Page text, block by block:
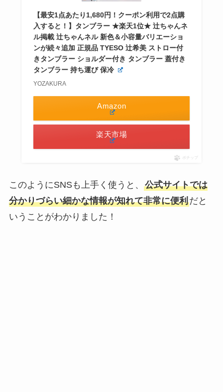
【最安1点あたり1,680円！クーポン利用で2点購
入すると！】タンブラー ★楽天1位★ 辻ちゃんネ
ル掲載 辻ちゃんネル 新色＆小容量バリエーショ
ンが続々追加 正規品 TYESO 辻希美 ストロー付
きタンブラー ショルダー付き タンブラー 蓋付き
タンブラー 持ち運び 保冷
YOZAKURA
Amazon
楽天市場
ポチップ
このようにSNSも上手く使うと、 公式サイトでは
分かりづらい細かな情報が知れて非常に便利だと
いうことがわかりました！